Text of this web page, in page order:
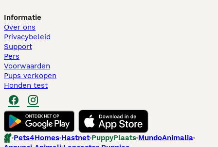
Informatie
Over ons
Privacybeleid
Support
Pers
Voorwaarden
Pups verkopen
Honden test
Pets4Homes Hastnet PuppyPlaats MundoAnimalia